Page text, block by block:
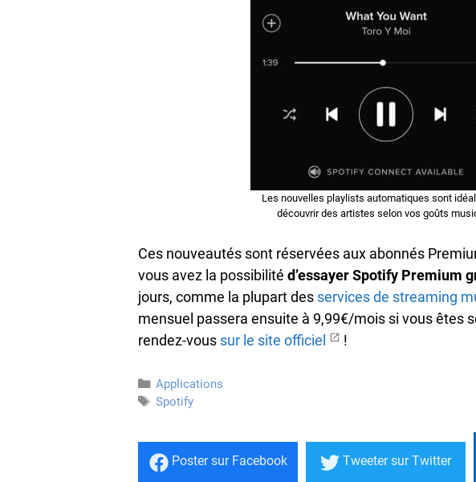
Les nouvelles playlists automatiques sont
découvrir des artistes selon vos goûts
Ces nouveautés sont réservées aux abonnés
vous avez la possibilité d’essayer Spotify Premium
jours, comme la plupart des services de streaming
mensuel passera ensuite à 9,99€/mois si vous êtes
rendez-vous sur le site officiel !
Catégories
Applications
Étiquettes
Spotify
Postersur Facebook Tweetersur Twitter